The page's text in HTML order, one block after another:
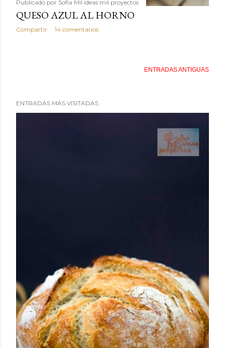
Publicado por Sofía Mil ideas mil proyectos
QUESO AZUL AL HORNO
Compartir 14 comentarios
ENTRADAS ANTIGUAS
ENTRADAS MÁS VISITADAS